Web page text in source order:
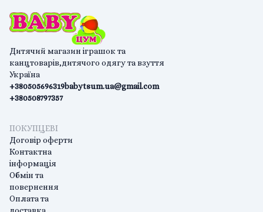
Дитячий магазин іграшок та
канцтоварів,дитячого одягу та взуття
Україна
+380505696319
+380508797357
babytsum.ua@gmail.com
ПОКУПЦЕВІ
Договір оферти
Контактна
інформація
Обмін та
повернення
Оплата та